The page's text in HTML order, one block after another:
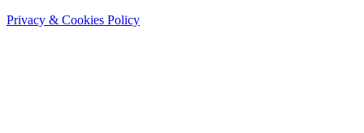
Privacy & Cookies Policy